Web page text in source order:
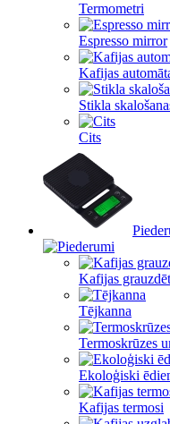
Termometri
Espresso mirror
Kafijas
Stikla
Cits
Kafijas
Tējkanna
Termoskrūzes
Ekoloģiski
Kafijas termosi